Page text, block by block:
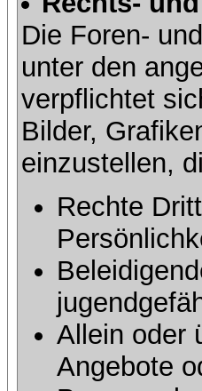
Die Foren-
unter den
verpflichtet
Bilder,
einzustellen,
Rechte
Allein oder
Angebote